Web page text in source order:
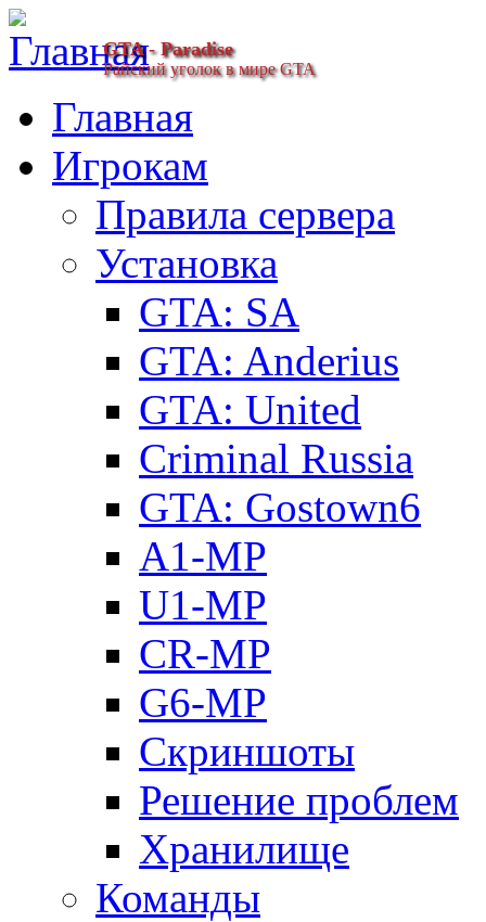
GTA - Paradise
Райский уголок в мире GTA
Главная
Игрокам
Правила сервера
Установка
GTA: SA
GTA: Anderius
GTA: United
Criminal Russia
GTA: Gostown6
A1-MP
U1-MP
CR-MP
G6-MP
Скриншоты
Решение проблем
Хранилище
Команды